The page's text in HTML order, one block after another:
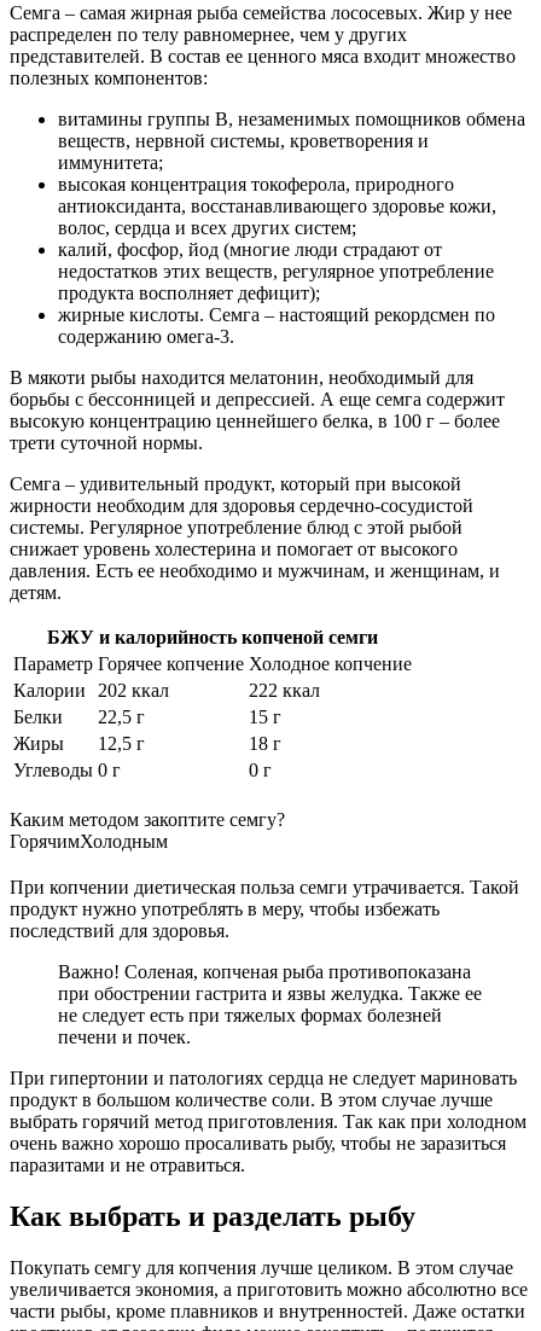
Семга – самая жирная рыба семейства лососевых. Жир у нее
распределен по телу равномернее, чем у других
представителей. В состав ее ценного мяса входит множество
полезных компонентов:
витамины группы B, незаменимых помощников обмена
веществ, нервной системы, кроветворения и
иммунитета;
высокая концентрация токоферола, природного
антиоксиданта, восстанавливающего здоровье кожи,
волос, сердца и всех других систем;
калий, фосфор, йод (многие люди страдают от
недостатков этих веществ, регулярное употребление
продукта восполняет дефицит);
жирные кислоты. Семга – настоящий рекордсмен по
содержанию омега-3.
В мякоти рыбы находится мелатонин, необходимый для
борьбы с бессонницей и депрессией. А еще семга содержит
высокую концентрацию ценнейшего белка, в 100 г – более
трети суточной нормы.
Семга – удивительный продукт, который при высокой
жирности необходим для здоровья сердечно-сосудистой
системы. Регулярное употребление блюд с этой рыбой
снижает уровень холестерина и помогает от высокого
давления. Есть ее необходимо и мужчинам, и женщинам, и
детям.
БЖУ и калорийность копченой семги
Параметр Горячее копчение Холодное копчение
Калории
202 ккал
222 ккал
Белки
22,5 г
15 г
Жиры
12,5 г
18 г
Углеводы 0 г 0 г
Каким методом закоптите семгу?
ГорячимХолодным
При копчении диетическая польза семги утрачивается. Такой
продукт нужно употреблять в меру, чтобы избежать
последствий для здоровья.
Важно! Соленая, копченая рыба противопоказана
при обострении гастрита и язвы желудка. Также ее
не следует есть при тяжелых формах болезней
печени и почек.
При гипертонии и патологиях сердца не следует мариновать
продукт в большом количестве соли. В этом случае лучше
выбрать горячий метод приготовления. Так как при холодном
очень важно хорошо просаливать рыбу, чтобы не заразиться
паразитами и не отравиться.
Как выбрать и разделать рыбу
Покупать семгу для копчения лучше целиком. В этом случае
увеличивается экономия, а приготовить можно абсолютно все
части рыбы, кроме плавников и внутренностей. Даже остатки